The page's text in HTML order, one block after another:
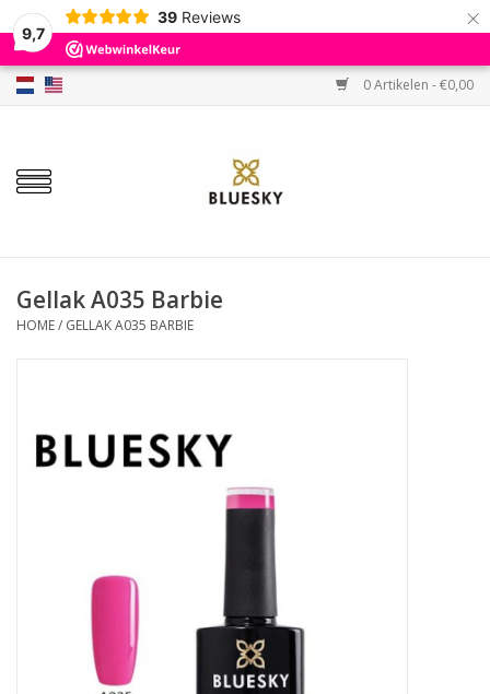
9,7
39 Reviews ×
0 Artikelen - €0,00
Home
Kleuren
Base & Top
Sale
Accessoires
Gellak A035 Barbie
HOME/ GELLAK A035 BARBIE